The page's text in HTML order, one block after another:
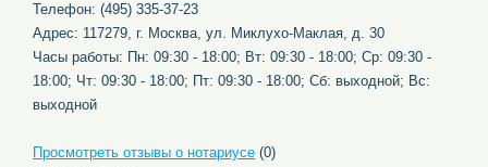
Телефон: (495) 335-37-23
Адрес: 117279, г. Москва, ул. Миклухо-Маклая, д. 30
Часы работы: Пн: 09:30 - 18:00; Вт: 09:30 - 18:00; Ср: 09:30 -
18:00; Чт: 09:30 - 18:00; Пт: 09:30 - 18:00; Сб: выходной; Вс:
выходной
Просмотреть отзывы о нотариусе (0)